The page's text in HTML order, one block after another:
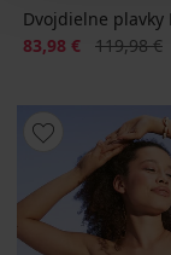
Dvojdielne plavky
Zľava
83,98 € Pôvodná
119,98 €